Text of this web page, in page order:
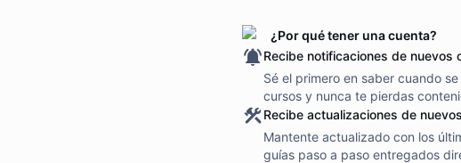
¿Por qué tener una cuenta?
Recibe notificaciones de nuevos
Sé el primero en saber cuando
cursos y nunca te pierdas
Recibe actualizaciones de
Mantente actualizado con los
guías paso a paso entregados